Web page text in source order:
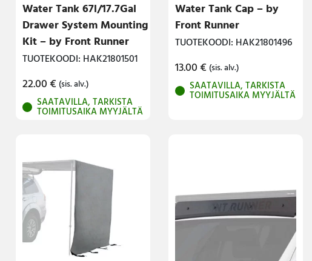
Water Tank 67l/17.7Gal
Drawer System Mounting
Kit – by Front Runner
TUOTEKOODI: HAK21801501
22.00€ (sis. alv.)
SAATAVILLA, TARKISTA
TOIMITUSAIKA MYYJÄLTÄ
Water Tank Cap – by
Front Runner
TUOTEKOODI: HAK21801496
13.00€ (sis. alv.)
SAATAVILLA, TARKISTA
TOIMITUSAIKA MYYJÄLTÄ